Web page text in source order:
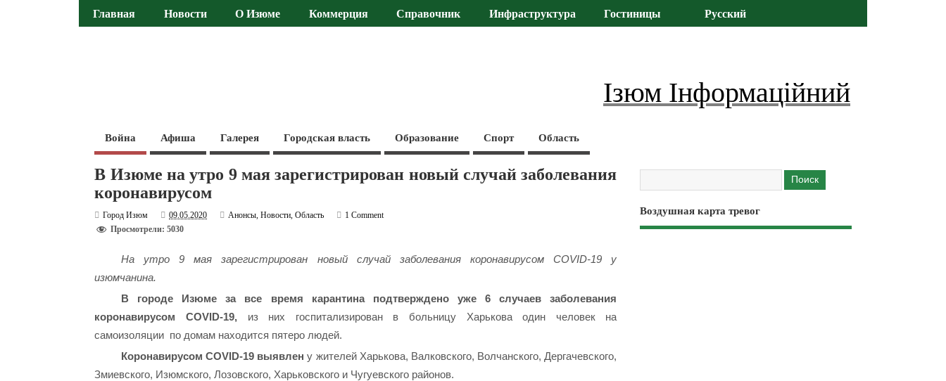
Главная Новости О Изюме Коммерция Справочник Инфраструктура Гостиницы Русский
Ізюм Інформаційний
Война Афиша Галерея Городская власть Образование Спорт Область
В Изюме на утро 9 мая зарегистрирован новый случай заболевания
коронавирусом
Город Изюм 09.05.2020 Анонсы,Новости,Область
1 Comment
Просмотрели: 5030
На утро 9 мая зарегистрирован новый случай заболевания коронавирусом COVID-19 у
изюмчанина.
В городе Изюме за все время карантина подтверждено уже 6 случаев заболевания
коронавирусом COVID-19,из них госпитализирован в больницу Харькова один человек на
самоизоляции по домам находится пятеро людей.
Коронавирусом COVID-19 выявлену жителей Харькова, Валковского, Волчанского, Дергачевского,
Змиевского, Изюмского, Лозовского, Харьковского и Чугуевского районов.
Воздушная карта тревог